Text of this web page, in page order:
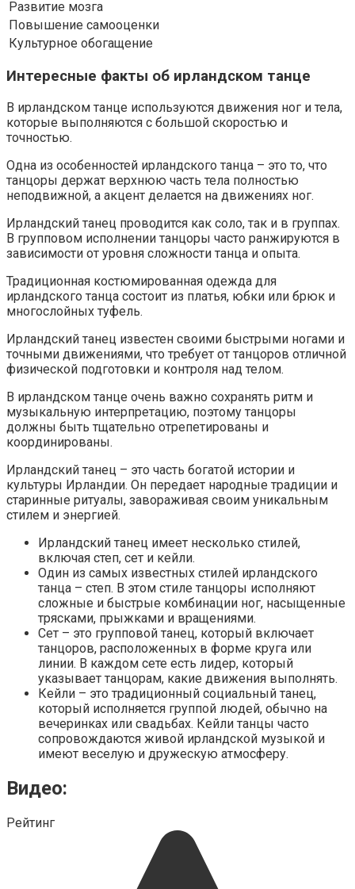
Развитие мозга
Повышение самооценки
Культурное обогащение
Интересные факты об ирландском танце
В ирландском танце используются движения ног и тела,
которые выполняются с большой скоростью и
точностью.
Одна из особенностей ирландского танца – это то, что
танцоры держат верхнюю часть тела полностью
неподвижной, а акцент делается на движениях ног.
Ирландский танец проводится как соло, так и в группах.
В групповом исполнении танцоры часто ранжируются в
зависимости от уровня сложности танца и опыта.
Традиционная костюмированная одежда для
ирландского танца состоит из платья, юбки или брюк и
многослойных туфель.
Ирландский танец известен своими быстрыми ногами и
точными движениями, что требует от танцоров отличной
физической подготовки и контроля над телом.
В ирландском танце очень важно сохранять ритм и
музыкальную интерпретацию, поэтому танцоры
должны быть тщательно отрепетированы и
координированы.
Ирландский танец – это часть богатой истории и
культуры Ирландии. Он передает народные традиции и
старинные ритуалы, завораживая своим уникальным
стилем и энергией.
Ирландский танец имеет несколько стилей,
включая степ, сет и кейли.
Один из самых известных стилей ирландского
танца – степ. В этом стиле танцоры исполняют
сложные и быстрые комбинации ног, насыщенные
трясками, прыжками и вращениями.
Сет – это групповой танец, который включает
танцоров, расположенных в форме круга или
линии. В каждом сете есть лидер, который
указывает танцорам, какие движения выполнять.
Кейли – это традиционный социальный танец,
который исполняется группой людей, обычно на
вечеринках или свадьбах. Кейли танцы часто
сопровождаются живой ирландской музыкой и
имеют веселую и дружескую атмосферу.
Видео:
Рейтинг